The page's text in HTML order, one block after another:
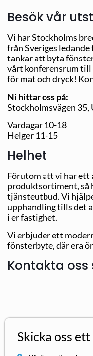
Besök vår
Vi har Stockholms
från Sveriges
tankar att byta
vårt konferensrum till
för mat och dryck!
Ni hittar oss på:
Stockholmsvägen 35,
Vardagar 10-18
Helger 11-15
Helhet
Förutom att vi har ett
produktsortiment, så
tjänsteutbud. Vi
upphandling tills det
i er fastighet.
Vi erbjuder ett
fönsterbyte, där era
Kontakta oss
Skicka oss